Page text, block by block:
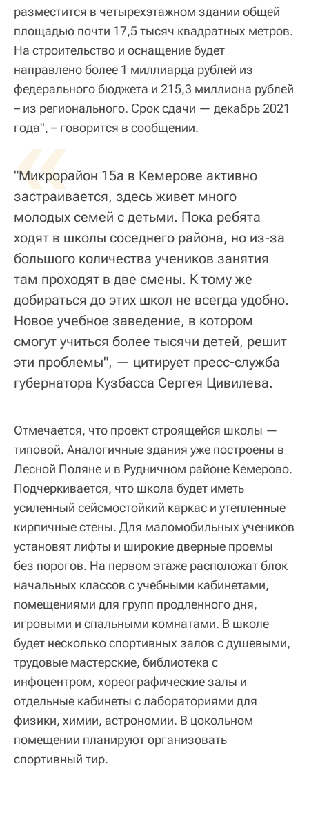
разместится в четырехэтажном здании общей
площадью почти 17,5 тысяч квадратных метров.
На строительство и оснащение будет
направлено более 1 миллиарда рублей из
федерального бюджета и 215,3 миллиона рублей
– из регионального. Срок сдачи — декабрь 2021
года", – говорится в сообщении.
«
"Микрорайон 15а в Кемерове активно
застраивается, здесь живет много
молодых семей с детьми. Пока ребята
ходят в школы соседнего района, но из-за
большого количества учеников занятия
там проходят в две смены. К тому же
добираться до этих школ не всегда удобно.
Новое учебное заведение, в котором
смогут учиться более тысячи детей, решит
эти проблемы", — цитирует пресс-служба
губернатора Кузбасса Сергея Цивилева.
Отмечается, что проект строящейся школы —
типовой. Аналогичные здания уже построены в
Лесной Поляне и в Рудничном районе Кемерово.
Подчеркивается, что школа будет иметь
усиленный сейсмостойкий каркас и утепленные
кирпичные стены. Для маломобильных учеников
установят лифты и широкие дверные проемы
без порогов. На первом этаже расположат блок
начальных классов с учебными кабинетами,
помещениями для групп продленного дня,
игровыми и спальными комнатами. В школе
будет несколько спортивных залов с душевыми,
трудовые мастерские, библиотека с
инфоцентром, хореографические залы и
отдельные кабинеты с лабораториями для
физики, химии, астрономии. В цокольном
помещении планируют организовать
спортивный тир.